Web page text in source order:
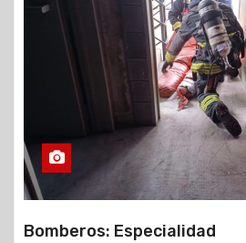
Bomberos: Especialidad